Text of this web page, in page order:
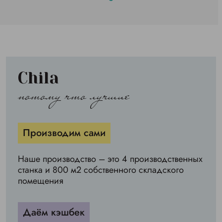
Chila
потому что лучшие
Производим сами
Наше производство – это 4 производственных
станка и 800 м2 собственного складского
помещения
Даём кэшбек